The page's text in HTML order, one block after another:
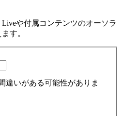
や付属コンテンツのオーソラ
す。
違いがある可能性がありま